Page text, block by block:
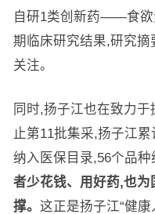
自研1类创新药——食欲
期临床研究结果,研究
关注。
同时,扬子江也在致力
止第11批集采,扬子江
纳入医保目录,56个品种
者少花钱、用好药,也
撑。 这正是扬子江“健